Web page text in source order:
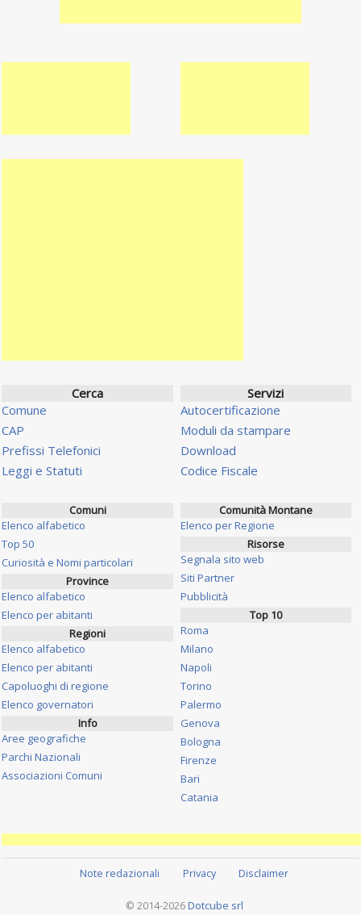
Cerca
Comune
CAP
Prefissi Telefonici
Leggi e Statuti
Servizi
Autocertificazione
Moduli da stampare
Download
Codice Fiscale
Comuni
Elenco alfabetico
Top 50
Curiosità e Nomi particolari
Province
Elenco alfabetico
Elenco per abitanti
Regioni
Elenco alfabetico
Elenco per abitanti
Capoluoghi di regione
Elenco governatori
Info
Aree geografiche
Parchi Nazionali
Associazioni Comuni
Comunità Montane
Elenco per Regione
Risorse
Segnala sito web
Siti Partner
Pubblicità
Top 10
Roma
Milano
Napoli
Torino
Palermo
Genova
Bologna
Firenze
Bari
Catania
Note redazionali Privacy Disclaimer
© 2014-2026 Dotcube srl